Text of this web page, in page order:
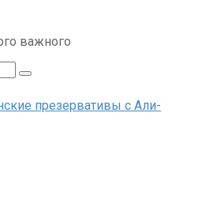
важного
презервативы с Али-